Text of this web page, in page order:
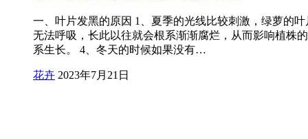
一、叶片发黑的原因 1、夏季的光线比较刺激，绿萝的
无法呼吸，长此以往就会根系渐渐腐烂，从而影响植株
系生长。 4、冬天的时候如果没有…
花卉 2023年7月21日